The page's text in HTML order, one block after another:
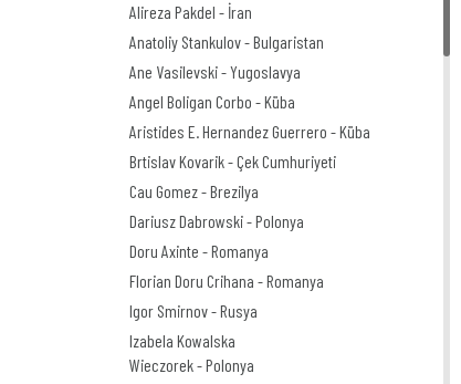
Alireza Pakdel - İran
Anatoliy Stankulov - Bulgaristan
Ane Vasilevski - Yugoslavya
Angel Boligan Corbo - Küba
Aristides E. Hernandez Guerrero - Küba
Brtislav Kovarik - Çek Cumhuriyeti
Cau Gomez - Brezilya
Dariusz Dabrowski - Polonya
Doru Axinte - Romanya
Florian Doru Crihana - Romanya
Igor Smirnov - Rusya
Izabela Kowalska
Wieczorek - Polonya